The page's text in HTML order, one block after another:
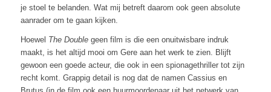
je stoel te belanden. Wat mij betreft daarom ook geen absolute
aanrader om te gaan kijken.
Hoewel The Doublegeen film is die een onuitwisbare indruk
maakt, is het altijd mooi om Gere aan het werk te zien. Blijft
gewoon een goede acteur, die ook in een spionagethriller tot zijn
recht komt. Grappig detail is nog dat de namen Cassius en